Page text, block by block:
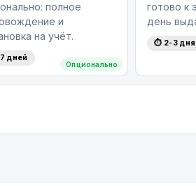
Опционально
полное
и
на учёт.
дней
готово к
день
⏱ 2-3 дня